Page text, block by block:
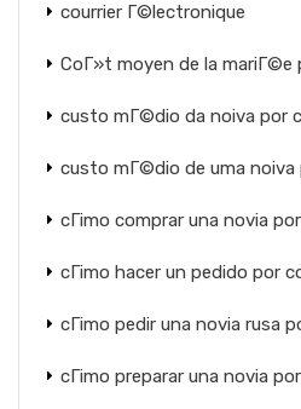
courrier Г©lectronique
CoГ»t moyen de la mariГ©e
custo mГ©dio da noiva por
custo mГ©dio de uma noiva
cГіmo comprar una novia
cГіmo hacer un pedido por
cГіmo pedir una novia rusa
cГіmo preparar una novia